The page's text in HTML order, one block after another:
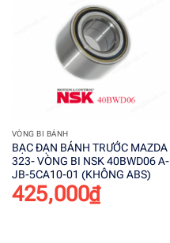
wishlist
VÒNG BI BÁNH
BẠC ĐẠN BÁNH TRƯỚC MAZDA
323- VÒNG BI NSK 40BWD06 A-
JB-5CA10-01 (KHÔNG ABS)
425,000₫